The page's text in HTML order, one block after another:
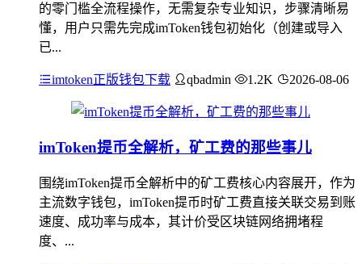
的零门槛全流程操作，无需复杂专业知识，步骤清晰易
懂，用户只需先完成imToken钱包初始化（创建或导入
已...
imtoken正版钱包下载 qbadmin 1.2K 2026-08-06
imToken提币全解析，矿工费的那些事儿
围绕imToken提币全解析中的矿工费核心内容展开，作为
主流数字钱包，imToken提币时矿工费直接关联交易到账
速度、成功率与成本，其计价受区块链网络拥堵程
度、...